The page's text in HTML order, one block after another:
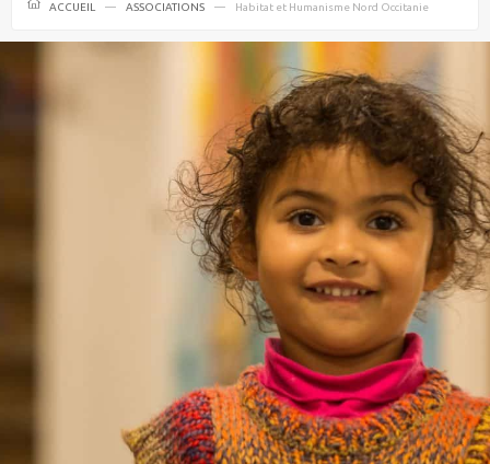
ACCUEIL ASSOCIATIONS Habitat et Humanisme Nord Occitanie